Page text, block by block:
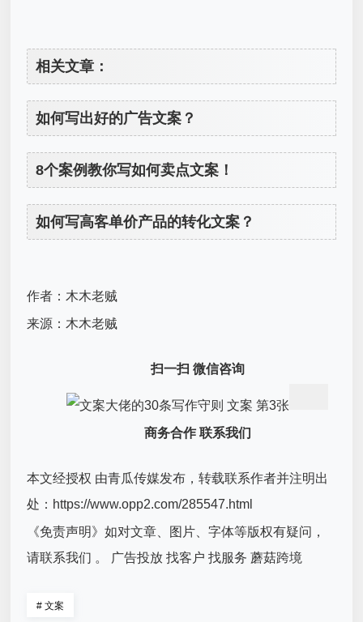
相关文章：
如何写出好的广告文案？
8个案例教你写如何卖点文案！
如何写高客单价产品的转化文案？
作者：木木老贼
来源：木木老贼
扫一扫 微信咨询
商务合作 联系我们
本文经授权 由青瓜传媒发布，转载联系作者并注明出
处：https://www.opp2.com/285547.html
《免责声明》如对文章、图片、字体等版权有疑问，
请联系我们 。 广告投放 找客户 找服务 蘑菇跨境
# 文案